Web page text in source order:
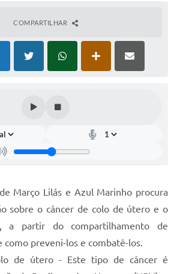
COMPARTILHAR
Março Lilás e Azul Marinho procura
sobre o câncer de colo de útero e o
a partir do compartilhamento de
como preveni-los e combatê-los.
de útero - Este tipo de câncer é